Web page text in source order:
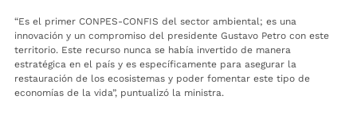
“Es el primer CONPES-CONFIS del sector ambiental; es una
innovación y un compromiso del presidente Gustavo Petro con este
territorio. Este recurso nunca se había invertido de manera
estratégica en el país y es específicamente para asegurar la
restauración de los ecosistemas y poder fomentar este tipo de
economías de la vida”, puntualizó la ministra.